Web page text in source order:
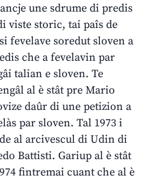
une sdrume di predis
viste storic, tai paîs de
fevelave soredut sloven a
che a fevelavin par
talian e sloven. Te
al è stât pre Mario
daûr di une petizion a
par sloven. Tal 1973 i
al arcivescul di Udin di
Battisti. Gariup al è stât
fintremai cuant che al è